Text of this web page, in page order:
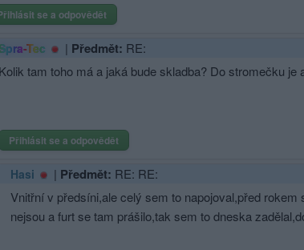
se a odpovědět
Tec | Předmět: RE:
Kolik tam toho má a jaká bude skladba? Do stromečku
Přihlásit se a odpovědět
Hasi | Předmět: RE: RE:
Vnitřní v předsíni,ale celý sem to napojoval,před
nejsou a furt se tam prášilo,tak sem to dneska